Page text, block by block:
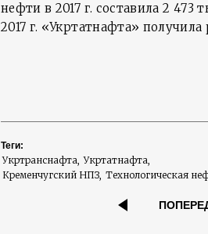
нефти в 2017 г. составила 2 473
2017 г. «Укртатнафта»
Теги:
Укртранснафта Укртатнафта
Кременчугский НПЗ Технологическая